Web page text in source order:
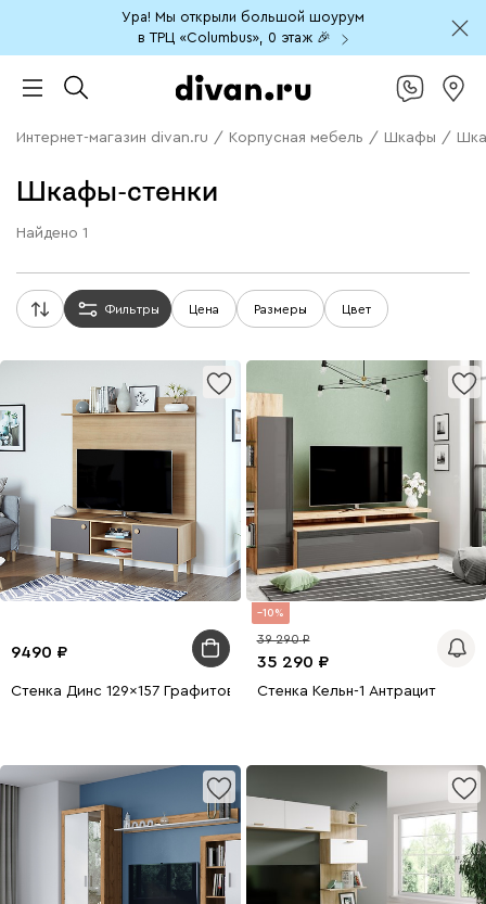
Ура! Мы открыли большой шоурум
в ТРЦ «Columbus», 0 этаж 🎉
Интернет-магазин divan.ru / Корпусная мебель / Шкафы /
Шкафы-стенки
Найдено 1
Фильтры Цена Размеры Цвет
9490
Стенка Динс 129x157 Графитовый
10
35 290
39 290
Стенка Кельн-1 Антрацит